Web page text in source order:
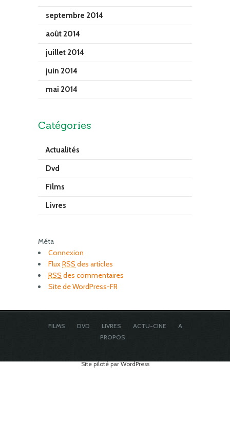
septembre 2014
août 2014
juillet 2014
juin 2014
mai 2014
Catégories
Actualités
Dvd
Films
Livres
Méta
Connexion
FluxRSS des articles
RSS des commentaires
Site de WordPress-FR
FILMS DVD LIVRES ACTU-CINE
A
PROPOS
Site piloté par WordPress